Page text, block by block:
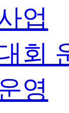
업
회
영